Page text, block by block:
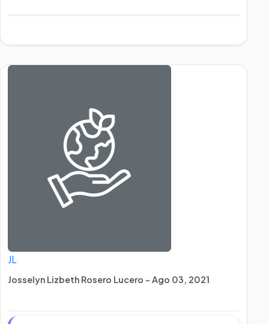
JL
Josselyn Lizbeth Rosero Lucero - Ago 03, 2021